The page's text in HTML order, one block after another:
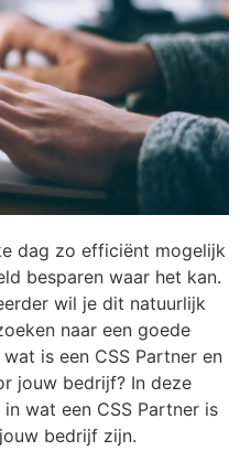
dag zo efficiënt mogelijk
besparen waar het kan.
wil je dit natuurlijk
naar een goede
is een CSS Partner en
jouw bedrijf? In deze
wat een CSS Partner is
bedrijf zijn.